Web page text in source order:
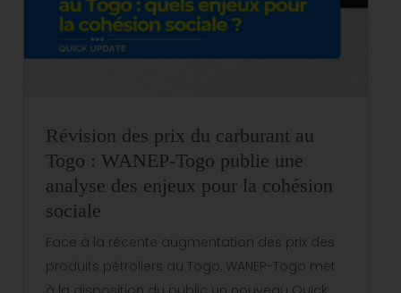
Révision des prix du carburant au
Togo : WANEP-Togo publie une
analyse des enjeux pour la cohésion
sociale
Face à la récente augmentation des prix des
produits pétroliers au Togo, WANEP-Togo met